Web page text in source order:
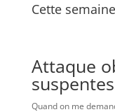
Cette
Attaque
suspentes
Quand on me